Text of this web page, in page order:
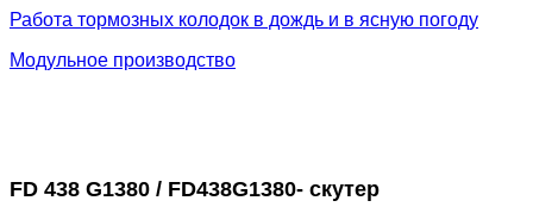
Работа тормозных колодок в дождь и в ясную погоду
Модульное производство
FD 438 G1380 / FD438G1380- скутер